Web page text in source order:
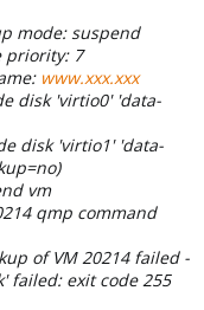
mode: suspend
priority: 7
www.xxx.xxx
disk 'virtio0' 'data-
disk 'virtio1' 'data-
vm
qmp command
of VM 20214 failed -
failed: exit code 255